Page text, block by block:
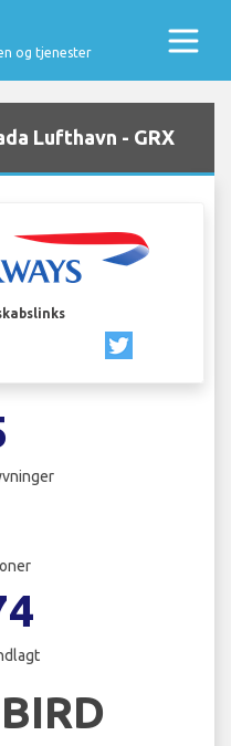
og tjenester
Lufthavn - GRX